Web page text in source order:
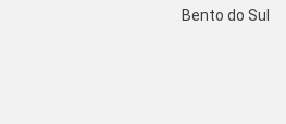
Bento do Sul